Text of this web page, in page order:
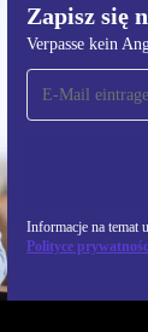
Zapisz się
Verpasse kein
Informacje na temat
Polityce
na nasz
żadnej oferty.
- RETHINK